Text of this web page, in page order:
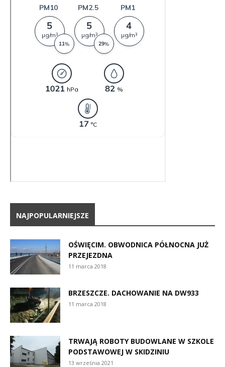
NAJPOPULARNIEJSZE
OŚWIĘCIM. OBWODNICA PÓŁNOCNA JUŻ
PRZEJEZDNA
11 marca 2018
BRZESZCZE. DACHOWANIE NA DW933
11 marca 2018
TRWAJĄ ROBOTY BUDOWLANE W SZKOLE
PODSTAWOWEJ W SKIDZINIU
13 września 2021